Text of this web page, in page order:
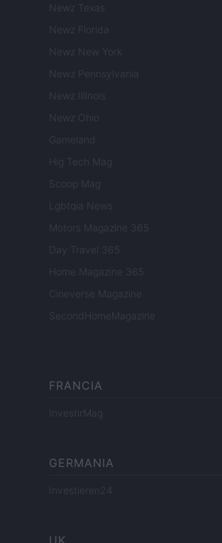
Newz Texas
Newz Florida
Newz New York
Newz Pennsylvania
Newz Illinois
Newz Ohio
Gameland
Hig Tech Mag
Scoop Mag
Lgbtqia News
Motors Magazine 365
Day Travel 365
Home Magazine 365
Cineverse Magazine
SecondHomeMagazine
FRANCIA
InvestirMag
GERMANIA
Investieren24
UK